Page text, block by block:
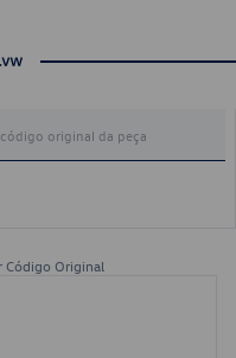
Código Original